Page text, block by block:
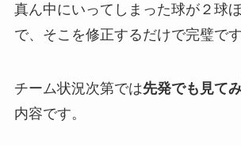
真ん中にいってしまった球が２球
で、そこを修正するだけで完璧です
チーム状況次第では先発でも見て
内容です。